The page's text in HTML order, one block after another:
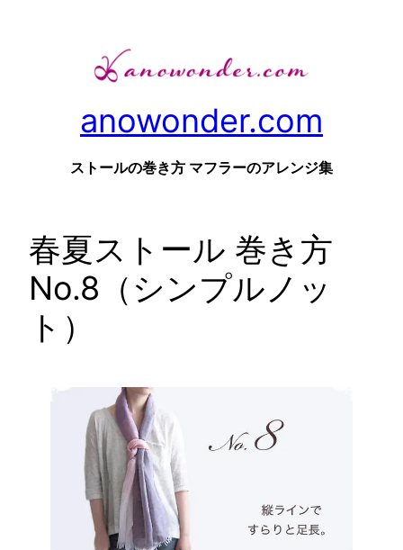
anowonder.com
ストールの巻き方 マフラーのアレンジ集
春夏ストール 巻き方
No.8（シンプルノッ
ト）